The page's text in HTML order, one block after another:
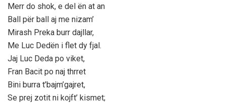
Merr do shok, e del ën at an
Ball për ball aj me nizam’
Mirash Preka burr dajllar,
Me Luc Dedën i flet dy fjal.
Jaj Luc Deda po viket,
Fran Bacit po naj thrret
Bini burra t’bajm’gajret,
Se prej zotit ni kojft’ kismet;